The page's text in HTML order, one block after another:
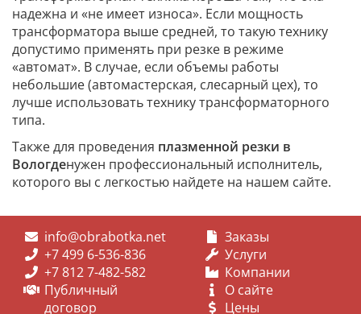
надежна и «не имеет износа». Если мощность
трансформатора выше средней, то такую технику
допустимо применять при резке в режиме
«автомат». В случае, если объемы работы
небольшие (автомастерская, слесарный цех), то
лучше использовать технику трансформаторного
типа.
Также для проведения плазменной резки в
Вологденужен профессиональный исполнитель,
которого вы с легкостью найдете на нашем сайте.
info@obrabotka.net
+7 499 6-536-836
+7 812 7-482-582
Публичный
договор
Заказы
Услуги
Компании
О сайте
Цены